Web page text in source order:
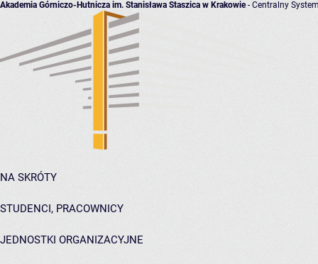
Akademia Górniczo-Hutnicza im. Stanisława Staszica w Krakowie- Centralny
NA SKRÓTY
STUDENCI, PRACOWNICY
JEDNOSTKI ORGANIZACYJNE